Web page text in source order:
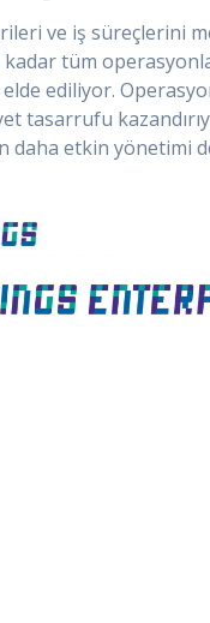
ve iş süreçlerini
kadar tüm
ediliyor.
tasarrufu
daha etkin yönetimi